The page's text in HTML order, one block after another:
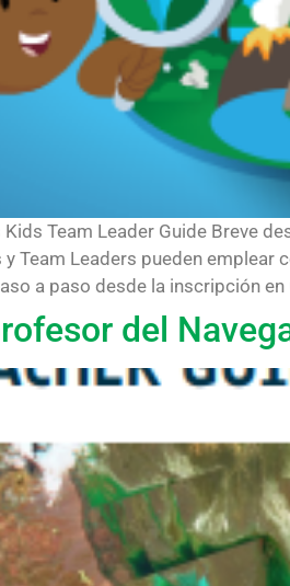
Team Leader Guide Breve
Team Leaders pueden emplear
a paso desde la inscripción
del